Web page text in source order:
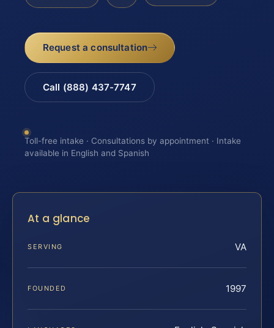
Request a consultation
Call (888) 437-7747
Toll-free intake · Consultations by appointment · Intake
available in English and Spanish
At a glance
SERVING VA
FOUNDED 1997